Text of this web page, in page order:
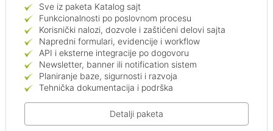
Sve iz paketa Katalog sajt
Funkcionalnosti po poslovnom procesu
Korisnički nalozi, dozvole i zaštićeni delovi sajta
Napredni formulari, evidencije i workflow
API i eksterne integracije po dogovoru
Newsletter, banner ili notification sistem
Planiranje baze, sigurnosti i razvoja
Tehnička dokumentacija i podrška
Detalji paketa